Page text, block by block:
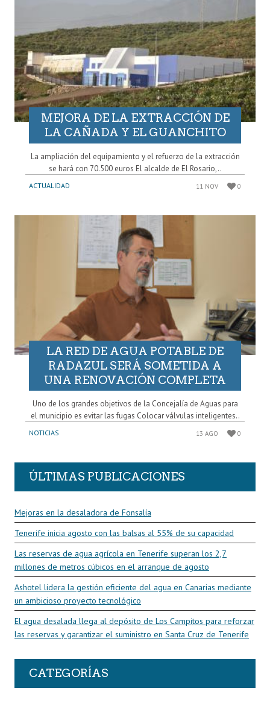
MEJORA DE LA EXTRACCIÓN DE
LA CAÑADA Y EL GUANCHITO
La ampliación del equipamiento y el refuerzo de la extracción
se hará con 70.500 euros El alcalde de El Rosario,..
ACTUALIDAD 11 NOV 0
LA RED DE AGUA POTABLE DE
RADAZUL SERÁ SOMETIDA A
UNA RENOVACIÓN COMPLETA
Uno de los grandes objetivos de la Concejalía de Aguas para
el municipio es evitar las fugas Colocar válvulas inteligentes..
NOTICIAS 13 AGO 0
ÚLTIMAS PUBLICACIONES
Mejoras en la desaladora de Fonsalía
Tenerife inicia agosto con las balsas al 55% de su capacidad
Las reservas de agua agrícola en Tenerife superan los 2,7
millones de metros cúbicos en el arranque de agosto
Ashotel lidera la gestión eficiente del agua en Canarias mediante
un ambicioso proyecto tecnológico
El agua desalada llega al depósito de Los Campitos para reforzar
las reservas y garantizar el suministro en Santa Cruz de Tenerife
CATEGORÍAS